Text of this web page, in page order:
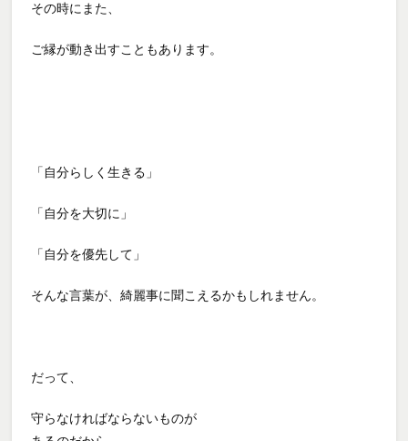
その時にまた、
ご縁が動き出すこともあります。
「自分らしく生きる」
「自分を大切に」
「自分を優先して」
そんな言葉が、綺麗事に聞こえるかもしれません。
だって、
守らなければならないものが